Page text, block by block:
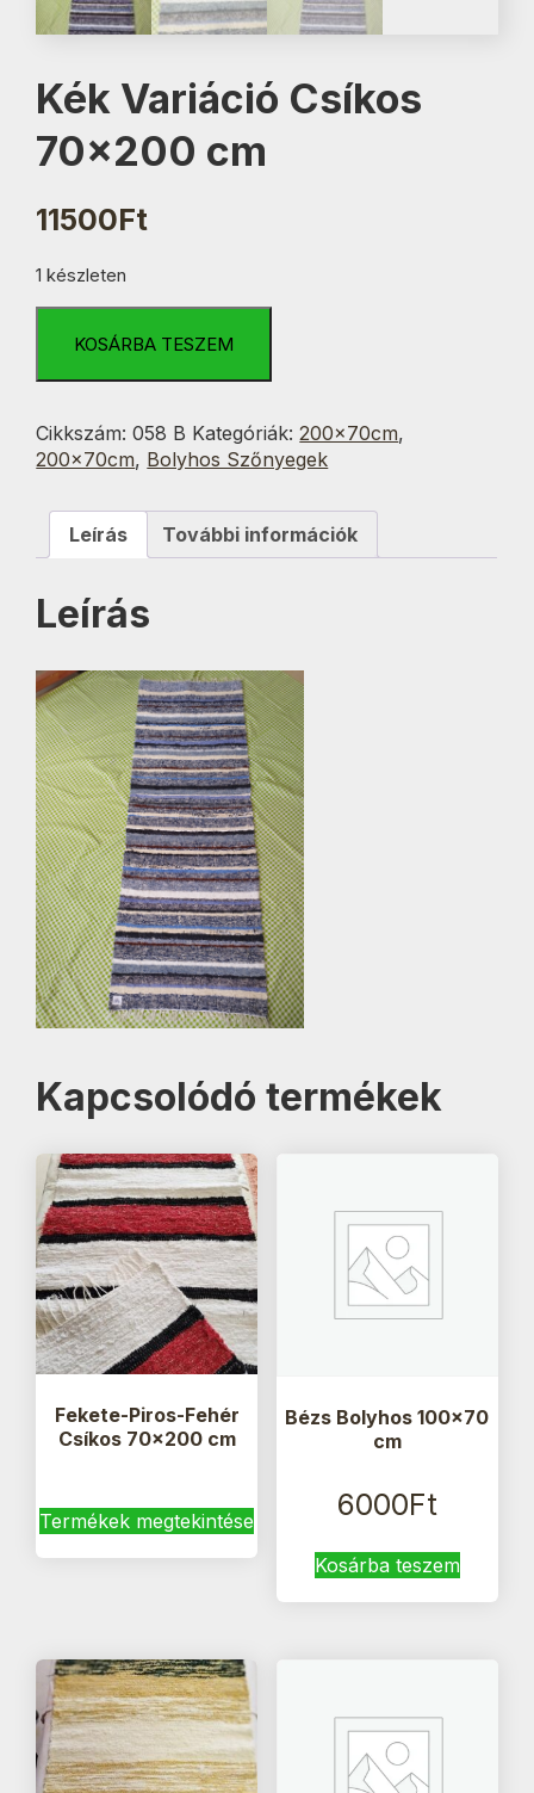
Kék Variáció Csíkos
70×200 cm
11500Ft
1 készleten
Variáció
cm
mennyiség
KOSÁRBA TESZEM
Cikkszám:058 B Kategóriák:200x70cm,
200x70cm, Bolyhos Szőnyegek
Leírás További információk
Leírás
Kapcsolódó termékek
Fekete-Piros-Fehér
Csíkos 70×200 cm
Termékek megtekintése
Bézs Bolyhos 100×70
cm
6000Ft
Kosárba teszem